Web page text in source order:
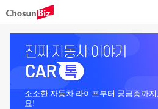
소소한 자동차 라이프부터 궁금증까
요!